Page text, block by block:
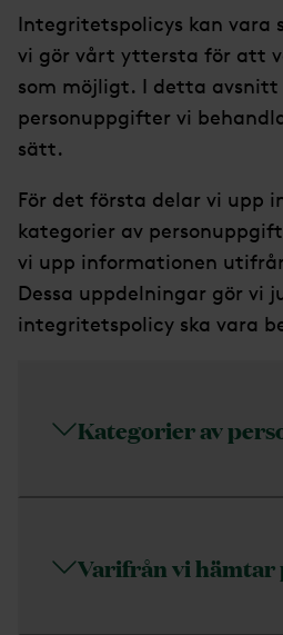
Integritetspolicys kan vara
vi gör vårt yttersta för att
som möjligt. I detta avsnitt
personuppgifter vi
sätt.
För det första delar vi upp
kategorier av
vi upp informationen
Dessa uppdelningar gör vi
integritetspolicy ska vara
Kategorier av
Varifrån vi